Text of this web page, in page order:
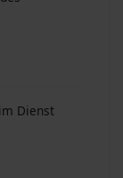
Dienst